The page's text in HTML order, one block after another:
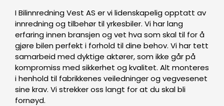
I Bilinnredning Vest AS er vi lidenskapelig opptatt av
innredning og tilbehør til yrkesbiler. Vi har lang
erfaring innen bransjen og vet hva som skal til for å
gjøre bilen perfekt i forhold til dine behov. Vi har tett
samarbeid med dyktige aktører, som ikke går på
kompromiss med sikkerhet og kvalitet. Alt monteres
i henhold til fabrikkenes veiledninger og vegvesenet
sine krav. Vi strekker oss langt for at du skal bli
fornøyd.